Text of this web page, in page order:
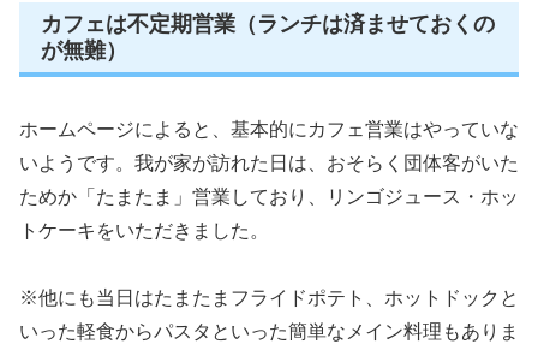
カフェは不定期営業（ランチは済ませておくの
が無難）
ホームページによると、基本的にカフェ営業はやっていな
いようです。我が家が訪れた日は、おそらく団体客がいた
ためか「たまたま」営業しており、リンゴジュース・ホッ
トケーキをいただきました。
※他にも当日はたまたまフライドポテト、ホットドックと
いった軽食からパスタといった簡単なメイン料理もありま